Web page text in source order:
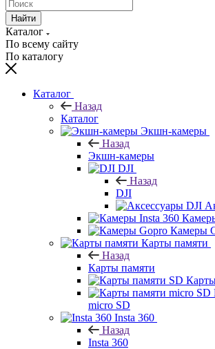
Найти
Каталог
По всему сайту
По каталогу
Каталог
Назад
Каталог
Экшн-камеры
Назад
Экшн-камеры
DJI
Назад
DJI
Камеры
Карты памяти
Назад
Карты памяти
micro SD
Insta 360
Назад
Insta 360